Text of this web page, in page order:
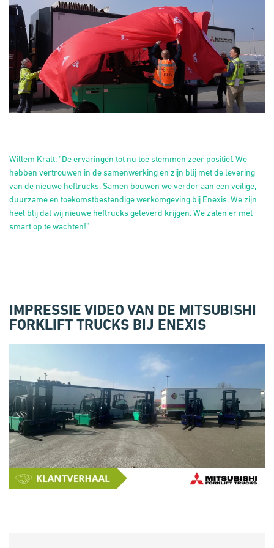
Willem Kralt: "De ervaringen tot nu toe stemmen zeer positief. We
hebben vertrouwen in de samenwerking en zijn blij met de levering
van de nieuwe heftrucks. Samen bouwen we verder aan een veilige,
duurzame en toekomstbestendige werkomgeving bij Enexis. We zijn
heel blij dat wij nieuwe heftrucks geleverd krijgen. We zaten er met
smart op te wachten!"
IMPRESSIE VIDEO VAN DE MITSUBISHI
FORKLIFT TRUCKS BIJ ENEXIS